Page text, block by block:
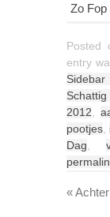
Zo Fop
Posted
entry
2012 ,
pootjes ,
Dag ,
«